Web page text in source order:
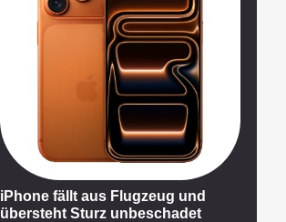
iPhone fällt aus Flugzeug und
übersteht Sturz unbeschadet